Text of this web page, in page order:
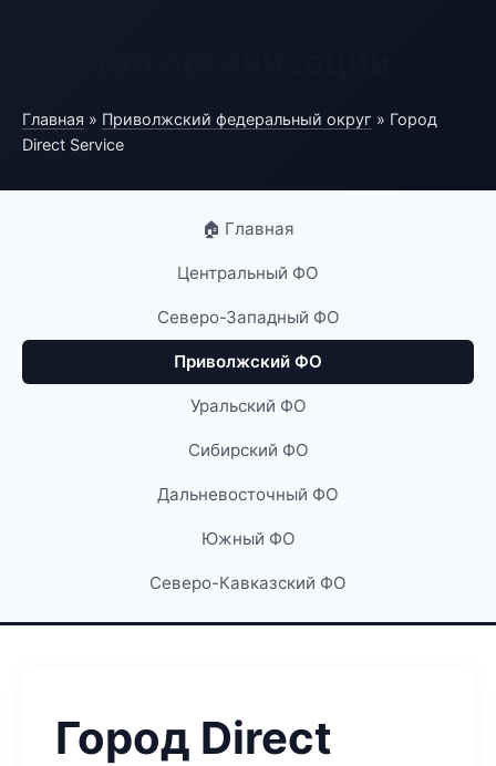
Главная » Приволжский федеральный округ » Город
Direct Service
🏠 Главная
Центральный ФО
Северо-Западный ФО
Приволжский ФО
Уральский ФО
Сибирский ФО
Дальневосточный ФО
Южный ФО
Северо-Кавказский ФО
Город Direct